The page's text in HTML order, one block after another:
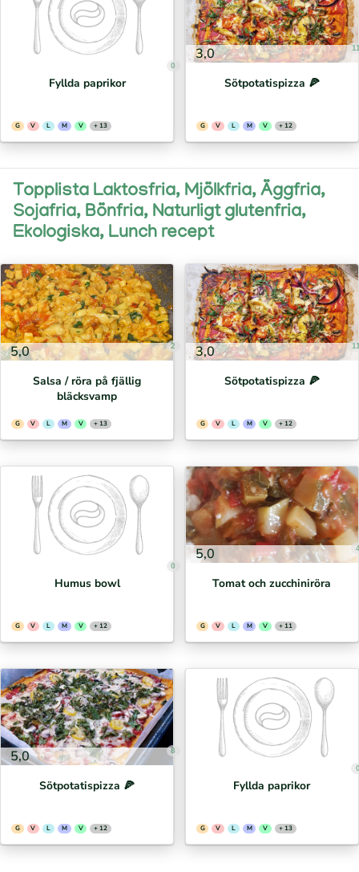
0
Fyllda paprikor
G V L M V + 13
3,0
Sötpotatispizza 🍕⁣
G V L M V + 12
Topplista Laktosfria, Mjölkfria, Äggfria,
Sojafria, Bönfria, Naturligt glutenfria,
Ekologiska, Lunch recept
5,0 2
Salsa / röra på fjällig
bläcksvamp
G V L M V + 13
3,0
Sötpotatispizza 🍕⁣
G V L M V + 12
0
Humus bowl
G V L M V + 12
5,0
Tomat och zucchiniröra
G V L M V + 11
5,0 8
Sötpotatispizza 🍕⁣
G V L M V + 12
Fyllda paprikor
G V L M V + 13